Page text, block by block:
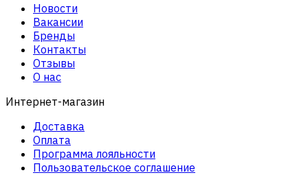
Новости
Вакансии
Бренды
Контакты
Отзывы
О нас
Интернет-магазин
Доставка
Оплата
Программа лояльности
Пользовательское соглашение